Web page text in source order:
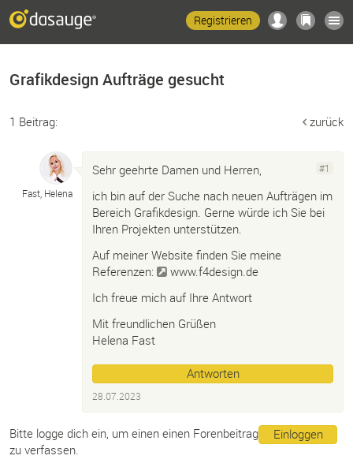
Registrieren
Grafikdesign Aufträge gesucht
1 Beitrag: zurück
Fast, Helena
#1
Sehr geehrte Damen und Herren,
ich bin auf der Suche nach neuen Aufträgen im
Bereich Grafikdesign. Gerne würde ich Sie bei
Ihren Projekten unterstützen.
Auf meiner Website finden Sie meine
Referenzen:
www.f4design.de
Ich freue mich auf Ihre Antwort
Mit freundlichen Grüßen
Helena Fast
Antworten
28.07.2023
Einloggen
Bitte logge dich ein, um einen einen Forenbeitrag
zu verfassen.